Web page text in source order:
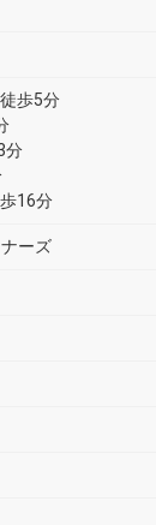
歩5分
分
16分
ーズ